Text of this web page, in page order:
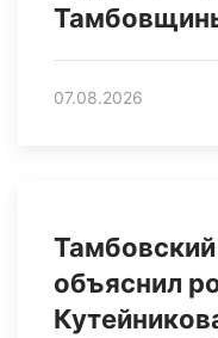
07.08.2026
объяснил